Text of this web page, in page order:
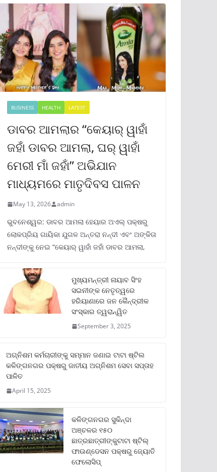
BUSINESS HEALTH LATEST
ଡାବର ଆମଲାର “କେୟାର୍ ୱାହାଁ
ଜହାଁ ଡାବର ଆମଲା, ଘର୍ ୱାହାଁ
ମେରୀ ମାଁ ଜହାଁ” ଅଭିଯାନ
ମାଧ୍ୟମରେ ମାତୃଦିବସ ପାଳନ
May 13, 2026 admin
ଭୁବନେଶ୍ୱର: ଡାବର ଆମଲା ହେୟାର ଅଏଲ୍ ପକ୍ଷରୁ
ଲୋକପ୍ରିୟ ଗାୟିକା ଯୁଗଳ ଅନ୍ତରା ନନ୍ଦୀ ଏବଂ ଅଙ୍କିତା
ନନ୍ଦୀଙ୍କୁ ନେଇ “କେୟାର୍ ୱାହାଁ ଜହାଁ ଡାବର ଆମଲା,
ମୁଖ୍ୟମନ୍ତ୍ରୀ ନାୟାବ ସିଂହ
ସଇନୀଙ୍କ ନେତୃତ୍ୱରେ
ହରିୟାଣାରେ ଜନ କୈନ୍ଦ୍ରୀକ
ସଂସ୍କାର ତ୍ୱରାନ୍ୱିତ
September 3, 2025
ଅଗ୍ନିଶମ କର୍ମଚାରୀଙ୍କୁ ସମ୍ମାନ ଜଣାଇ ଟାଟା ଷ୍ଟିଲ
କଳିଙ୍ଗନଗର ପକ୍ଷରୁ ଜାତୀୟ ଅଗ୍ନିଶମ ସେବା ସପ୍ତାହ
ପାଳିତ
April 15, 2025
କଳିଙ୍ଗନଗର ସୁକିନ୍ଦା
ଅଞ୍ଚଳର ୧୫୦
ଛାତ୍ରଛାତ୍ରୀଙ୍କୁଟାଟା ଷ୍ଟିଲ୍
ଫାଉଣ୍ଡେସନ ପକ୍ଷରୁ ଜ୍ୟୋତି
ଫେଲୋସିପ୍‌